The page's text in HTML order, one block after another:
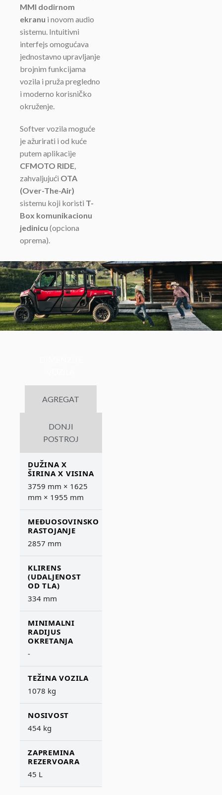
MMI dodirnom
ekranu i novom audio
sistemu. Intuitivni
interfejs omogućava
jednostavno upravljanje
brojnim funkcijama
vozila i pruža pregledno
i moderno korisničko
okruženje.
Softver vozila moguće
je ažurirati i od kuće
putem aplikacije
CFMOTO RIDE,
zahvaljujući OTA
(Over-The-Air)
sistemu koji koristi T-
Box komunikacionu
jedinicu (opciona
oprema).
AGREGAT
DONJI
POSTROJ
DUŽINA X
ŠIRINA X VISINA
3759 mm × 1625
mm × 1955 mm
MEĐUOSOVINSKO
RASTOJANJE
2857 mm
KLIRENS
(UDALJENOST
OD TLA)
334 mm
MINIMALNI
RADIJUS
OKRETANJA
-
TEŽINA VOZILA
1078 kg
NOSIVOST
454 kg
ZAPREMINA
REZERVOARA
45 L